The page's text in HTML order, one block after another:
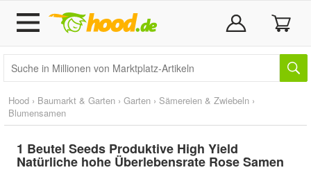
Hood › Baumarkt & Garten › Garten › Sämereien & Zwiebeln ›
Blumensamen
1 Beutel Seeds Produktive High Yield
Natürliche hohe Überlebensrate Rose Samen